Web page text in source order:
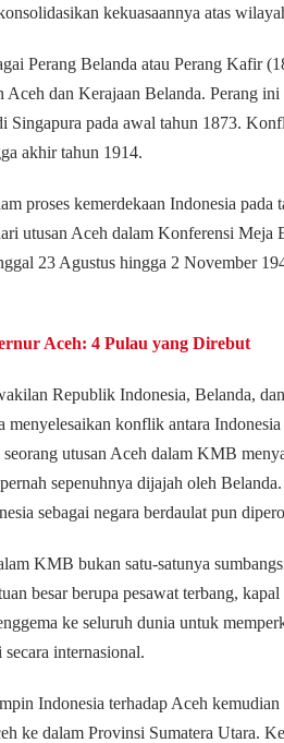
kekuasaannya atas
Perang Belanda atau Perang Kafir
Aceh dan Kerajaan Belanda. Perang
Singapura pada awal tahun 1873.
akhir tahun 1914.
proses kemerdekaan Indonesia pada
utusan Aceh dalam Konferensi
23 Agustus hingga 2 November
Aceh: 4 Pulau yang Direbut
Republik Indonesia, Belanda,
konflik antara
utusan Aceh dalam KMB
sepenuhnya dijajah oleh
sebagai negara berdaulat pun
KMB bukan satu-satunya
besar berupa pesawat terbang,
ke seluruh dunia untuk
internasional.
Indonesia terhadap Aceh
ke dalam Provinsi Sumatera Utara.